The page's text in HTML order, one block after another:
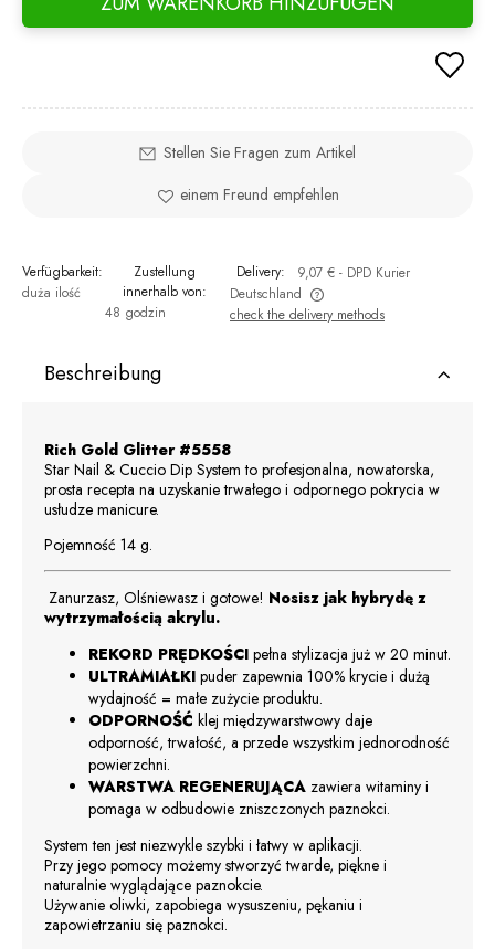
Stellen Sie Fragen zum Artikel
einem Freund empfehlen
Verfügbarkeit:
duża ilość
Zustellung
innerhalb von:
48 godzin
Delivery: 9,07 € - DPD Kurier
Deutschland
The price does not include any possible payment costs
check the delivery methods
Beschreibung
Rich Gold Glitter #5558
Star Nail & Cuccio Dip System to profesjonalna, nowatorska,
prosta recepta na uzyskanie trwałego i odpornego pokrycia w
usłudze manicure.
Pojemność 14 g.
Zanurzasz, Olśniewasz i gotowe! Nosisz jak hybrydę z
wytrzymałością akrylu.
REKORD PRĘDKOŚCI pełna stylizacja już w 20 minut.
ULTRAMIAŁKI puder zapewnia 100% krycie i dużą
wydajność = małe zużycie produktu.
ODPORNOŚĆ klej międzywarstwowy daje
odporność, trwałość, a przede wszystkim jednorodność
powierzchni.
WARSTWA REGENERUJĄCA zawiera witaminy i
pomaga w odbudowie zniszczonych paznokci.
System ten jest niezwykle szybki i łatwy w aplikacji.
Przy jego pomocy możemy stworzyć twarde, piękne i
naturalnie wyglądające paznokcie.
Używanie oliwki, zapobiega wysuszeniu, pękaniu i
zapowietrzaniu się paznokci.